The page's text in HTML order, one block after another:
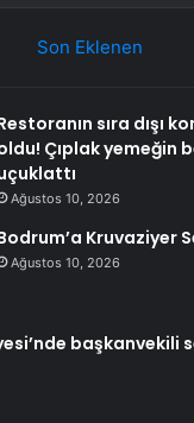
Son Eklenen
sıra dışı
Çıplak yemeğin
Ağustos 10, 2026
Kruvaziyer
Ağustos 10, 2026
başkanvekili